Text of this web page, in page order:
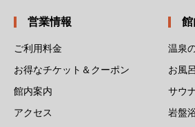
営業情報
ご利用料金
お得なチケット＆クーポン
館内案内
アクセス
館
温泉
お風
サウ
岩盤